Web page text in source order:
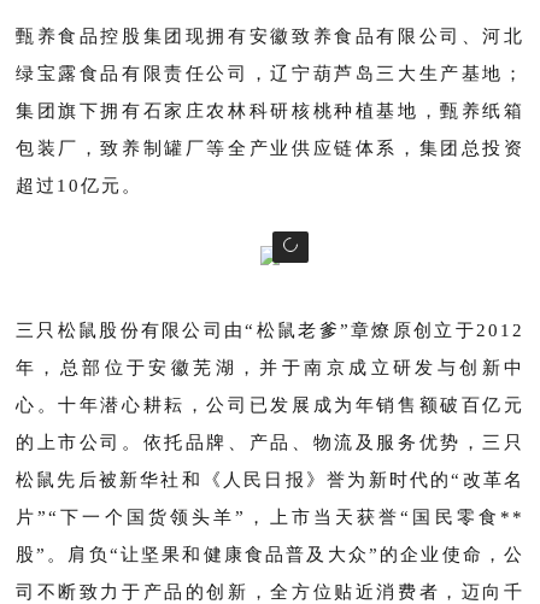
甄养食品控股集团现拥有安徽致养食品有限公司、河北
绿宝露食品有限责任公司，辽宁葫芦岛三大生产基地；
集团旗下拥有石家庄农林科研核桃种植基地，甄养纸箱
包装厂，致养制罐厂等全产业供应链体系，集团总投资
超过10亿元。
三只松鼠股份有限公司由“松鼠老爹”章燎原创立于2012
年，总部位于安徽芜湖，并于南京成立研发与创新中
心。十年潜心耕耘，公司已发展成为年销售额破百亿元
的上市公司。依托品牌、产品、物流及服务优势，三只
松鼠先后被新华社和《人民日报》誉为新时代的“改革名
片”“下一个国货领头羊”，上市当天获誉“国民零食**
股”。肩负“让坚果和健康食品普及大众”的企业使命，公
司不断致力于产品的创新，全方位贴近消费者，迈向千